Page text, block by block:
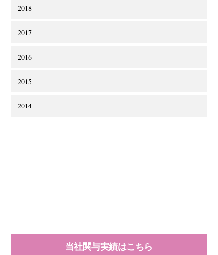
2018
2017
2016
2015
2014
当社関与実績はこちら